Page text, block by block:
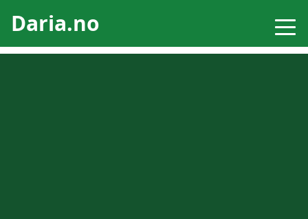
Daria.no